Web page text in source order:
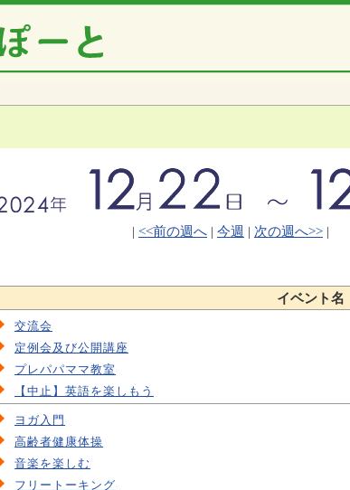
| <<前の週へ | 今週 | 次の週へ>> |
イベント名
交流会
定例会及び公開講座
プレパパママ教室
【中止】英語を楽しもう
ヨガ入門
高齢者健康体操
音楽を楽しむ
フリートーキング